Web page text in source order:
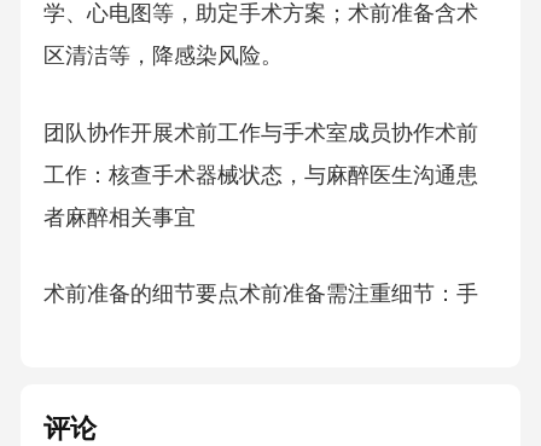
学、心电图等，助定手术方案；术前准备含术
区清洁等，降感染风险。
团队协作开展术前工作与手术室成员协作术前
工作：核查手术器械状态，与麻醉医生沟通患
者麻醉相关事宜
术前准备的细节要点术前准备需注重细节：手
评论